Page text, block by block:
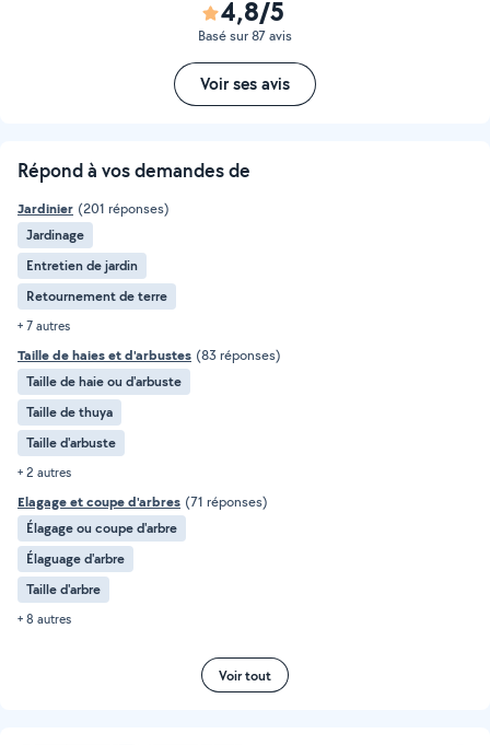
4,8/5
Basé sur 87 avis
Voir ses avis
Répond à vos demandes de
Jardinier (201 réponses)
Jardinage
Entretien de jardin
Retournement de terre
+ 7 autres
Taille de haies et d'arbustes (83 réponses)
Taille de haie ou d'arbuste
Taille de thuya
Taille d'arbuste
+ 2 autres
Elagage et coupe d'arbres (71 réponses)
Élagage ou coupe d'arbre
Élaguage d'arbre
Taille d'arbre
+ 8 autres
Voir tout